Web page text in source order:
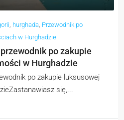
, hurghada, Przewodnik po
w Hurghadzie
po zakupie
w Hurghadzie
po zakupie luksusowej
się,...